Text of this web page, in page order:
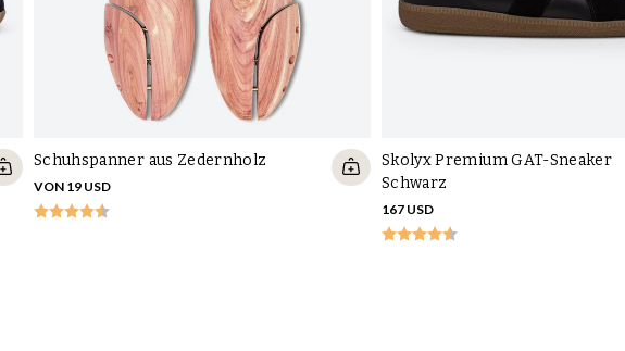
Schuhspanner aus Zedernholz
VON 19 USD
Skolyx Premium GAT-Sneaker
Schwarz
167 USD